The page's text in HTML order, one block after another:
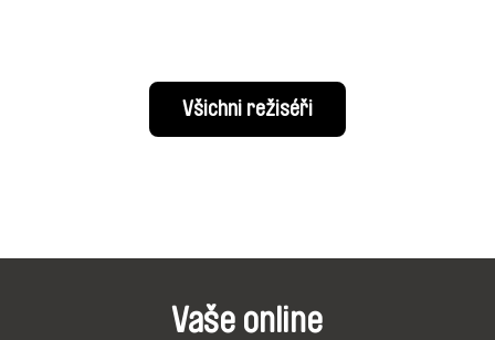
Všichni režiséři
Vaše online